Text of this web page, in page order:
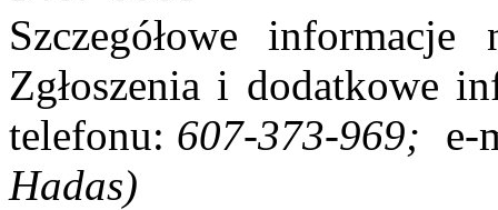
Szczegółowe
Zgłoszenia i dodatkowe
telefonu: 607-373-969; e-
Hadas)